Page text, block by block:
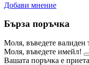
Добави мнение
Бърза поръчка
Моля, въведете валиден
Моля, въведете имейл!
Вашата поръчка е